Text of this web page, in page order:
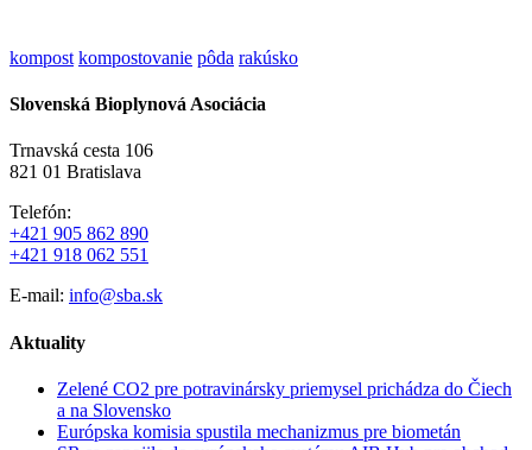
kompost kompostovanie pôda rakúsko
Slovenská Bioplynová Asociácia
Trnavská cesta 106
821 01 Bratislava
Telefón:
+421 905 862 890
+421 918 062 551
E-mail: info@sba.sk
Aktuality
Zelené CO2 pre potravinársky priemysel prichádza do Čiech
a na Slovensko
Európska komisia spustila mechanizmus pre biometán